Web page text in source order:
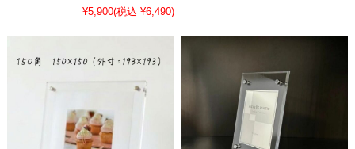
¥5,900(税込 ¥6,490)